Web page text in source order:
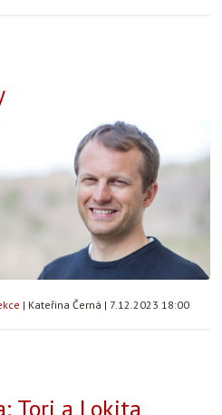
| Kateřina Černá | 7.12.2023 18:00
Tori a Lokita